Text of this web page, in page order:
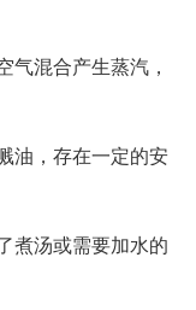
气混合产生蒸汽，
油，存在一定的安
煮汤或需要加水的